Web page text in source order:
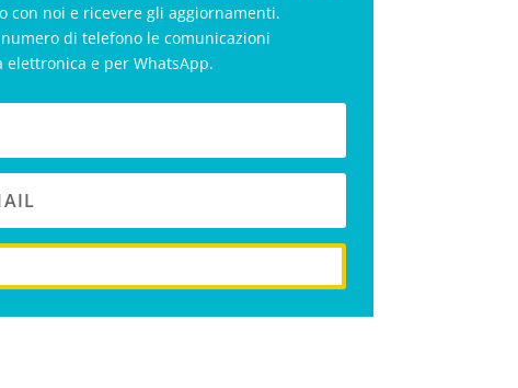
con noi e ricevere gli aggiornamenti.
di telefono le comunicazioni
e per WhatsApp.